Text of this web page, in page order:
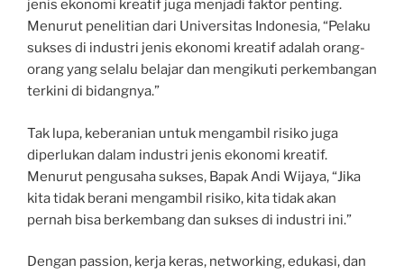
jenis ekonomi kreatif juga menjadi faktor penting.
Menurut penelitian dari Universitas Indonesia, “Pelaku
sukses di industri jenis ekonomi kreatif adalah orang-
orang yang selalu belajar dan mengikuti perkembangan
terkini di bidangnya.”
Tak lupa, keberanian untuk mengambil risiko juga
diperlukan dalam industri jenis ekonomi kreatif.
Menurut pengusaha sukses, Bapak Andi Wijaya, “Jika
kita tidak berani mengambil risiko, kita tidak akan
pernah bisa berkembang dan sukses di industri ini.”
Dengan passion, kerja keras, networking, edukasi, dan